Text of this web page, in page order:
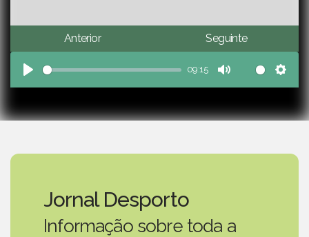
Anterior Seguinte
Play
09:15
Mute
Jornal Desporto
Informação sobre toda a